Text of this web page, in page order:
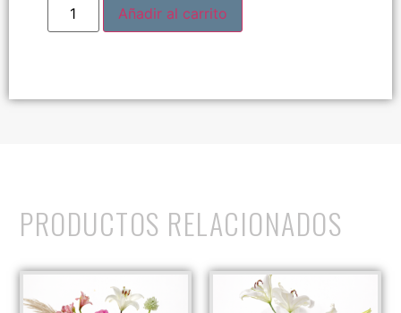
Añadir al carrito
PRODUCTOS RELACIONADOS